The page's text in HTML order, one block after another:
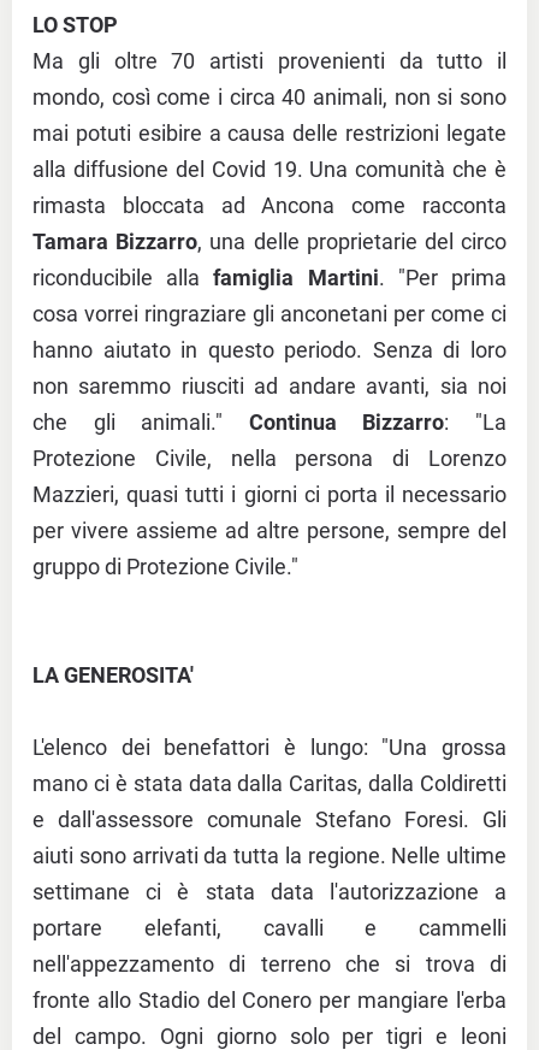
LO STOP
Ma gli oltre 70 artisti provenienti da tutto il
mondo, così come i circa 40 animali, non si sono
mai potuti esibire a causa delle restrizioni legate
alla diffusione del Covid 19. Una comunità che è
rimasta bloccata ad Ancona come racconta
Tamara Bizzarro, una delle proprietarie del circo
riconducibile allafamiglia Martini. "Per prima
cosa vorrei ringraziare gli anconetani per come ci
hanno aiutato in questo periodo. Senza di loro
non saremmo riusciti ad andare avanti, sia noi
che gli animali." Continua Bizzarro: "La
Protezione Civile, nella persona di Lorenzo
Mazzieri, quasi tutti i giorni ci porta il necessario
per vivere assieme ad altre persone, sempre del
gruppo di Protezione Civile."
LA GENEROSITA'
L'elenco dei benefattori è lungo: "Una grossa
mano ci è stata data dalla Caritas, dalla Coldiretti
e dall'assessore comunale Stefano Foresi. Gli
aiuti sono arrivati da tutta la regione. Nelle ultime
settimane ci è stata data l'autorizzazione a
portare elefanti, cavalli e cammelli
nell'appezzamento di terreno che si trova di
fronte allo Stadio del Conero per mangiare l'erba
del campo. Ogni giorno solo per tigri e leoni